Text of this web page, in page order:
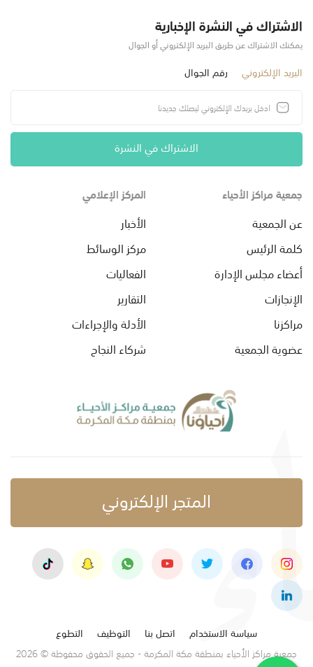
الاشتراك في النشرة الإخبارية
يمكنك الاشتراك عن طريق البريد الإلكتروني أو الجوال
البريد الإلكتروني رقم الجوال
الاشتراك في النشرة
جمعية مراكز الأحياء
عن الجمعية
كلمة الرئيس
أعضاء مجلس الإدارة
الإنجازات
مراكزنا
عضوية الجمعية
المركز الإعلامي
الأخبار
مركز الوسائط
الفعاليات
التقارير
الأدلة والإجراءات
شركاء النجاح
المتجر الإلكتروني
سياسة الاستخدام اتصل بنا التوظيف
التطوع
جمعية مراكز الأحياء بمنطقة مكة المكرمة - جميع الحقوق محفوظة © 2026